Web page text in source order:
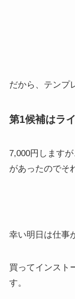
だから、テンプ
第1候補はラ
7,000円します
があったのでそ
幸い明日は仕事
買ってインスト
す。